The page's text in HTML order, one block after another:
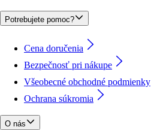
Potrebujete pomoc?
Cena doručenia
Bezpečnosť pri nákupe
Všeobecné obchodné podmienky
Ochrana súkromia
O nás